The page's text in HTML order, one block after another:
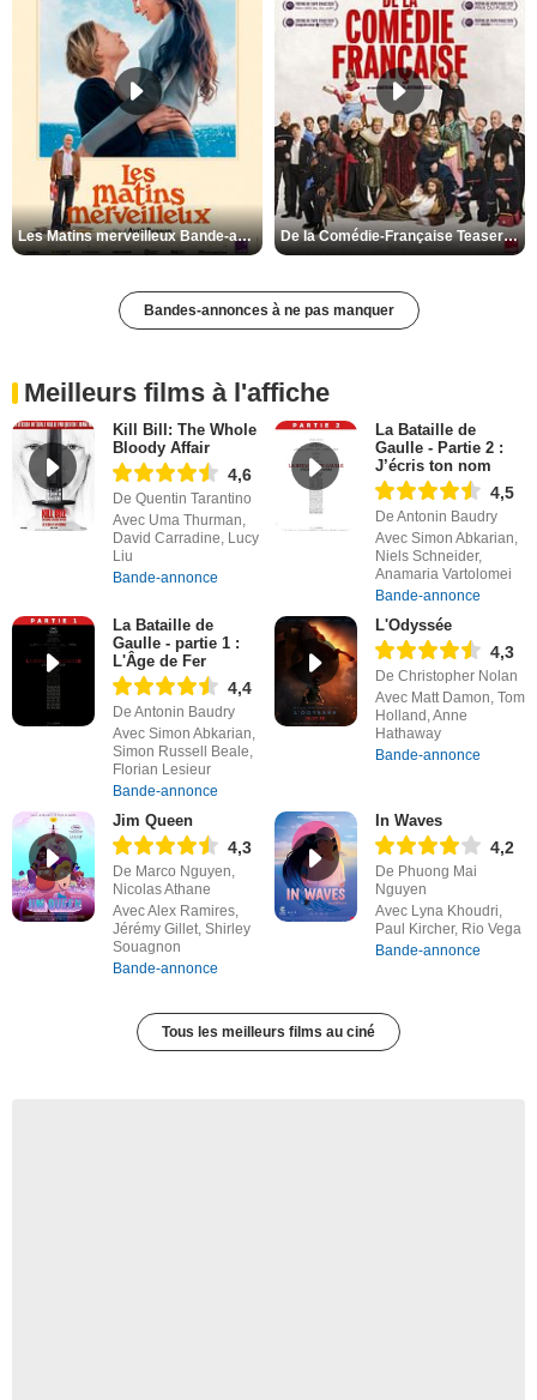
Les Matins merveilleux Bande-annonce VF De la Comédie-Française Teaser VF
Bandes-annonces à ne pas manquer
Meilleurs films à l'affiche
Kill Bill: The Whole
Bloody Affair
4,6
De Quentin Tarantino
Avec Uma Thurman,
David Carradine, Lucy
Liu
Bande-annonce
La Bataille de
Gaulle - Partie 2 :
J’écris ton nom
4,5
De Antonin Baudry
Avec Simon Abkarian,
Niels Schneider,
Anamaria Vartolomei
Bande-annonce
La Bataille de
Gaulle - partie 1 :
L'Âge de Fer
4,4
De Antonin Baudry
Avec Simon Abkarian,
Simon Russell Beale,
Florian Lesieur
Bande-annonce
L'Odyssée
4,3
De Christopher Nolan
Avec Matt Damon, Tom
Holland, Anne
Hathaway
Bande-annonce
Jim Queen
4,3
De Marco Nguyen,
Nicolas Athane
Avec Alex Ramires,
Jérémy Gillet, Shirley
Souagnon
Bande-annonce
In Waves
4,2
De Phuong Mai
Nguyen
Avec Lyna Khoudri,
Paul Kircher, Rio Vega
Bande-annonce
Tous les meilleurs films au ciné